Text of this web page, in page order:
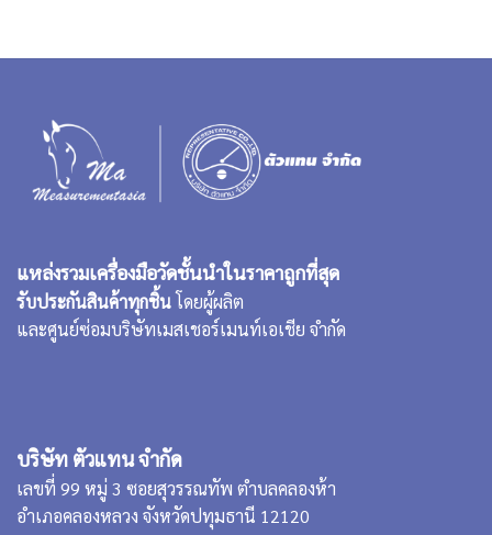
แหล่งรวมเครื่องมือวัดชั้นนำในราคาถูกที่สุด
รับประกันสินค้าทุกชิ้น โดยผู้ผลิต
และศูนย์ซ่อมบริษัทเมสเชอร์เมนท์เอเชีย จำกัด
บริษัท ตัวแทน จำกัด
เลขที่ 99 หมู่ 3 ซอยสุวรรณทัพ ตำบลคลองห้า
อำเภอคลองหลวง จังหวัดปทุมธานี 12120